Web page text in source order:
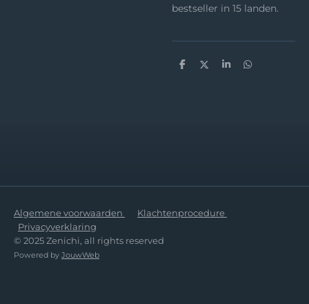
bestseller in 15 landen.
D
D
S
D
Algemene voorwaarden
Klachtenprocedure
Privacyverklaring
© 2025 Zenichi, all rights reserved
Powered by JouwWeb